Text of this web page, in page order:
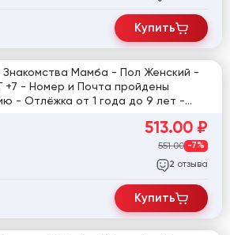
Купить
Знакомства Мамба - Пол Женский -
+7 - Номер и Почта пройдены
- Отлёжка от 1 года до 9 лет -
для устойчивости и обхода
513.00 ₽
551.00 -7%
2 отзыва
Купить